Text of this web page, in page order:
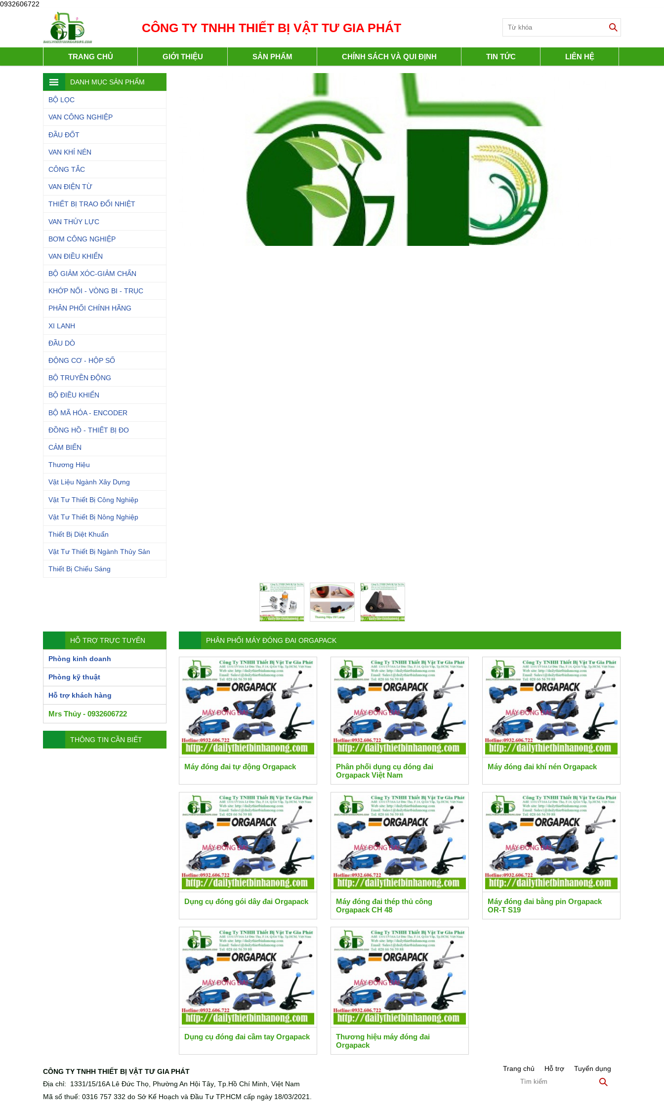
0932606722
CÔNG TY TNHH THIẾT BỊ VẬT TƯ GIA PHÁT
TRANG CHỦ GIỚI THIỆU SẢN PHẨM CHÍNH SÁCH VÀ QUI ĐỊNH TIN TỨC LIÊN HỆ
DANH MỤC SẢN PHẨM
BỘ LỌC
VAN CÔNG NGHIỆP
ĐẦU ĐỐT
VAN KHÍ NÉN
CÔNG TẮC
VAN ĐIỆN TỪ
THIẾT BỊ TRAO ĐỔI NHIỆT
VAN THỦY LỰC
BƠM CÔNG NGHIỆP
VAN ĐIỀU KHIỂN
BỘ GIẢM XÓC-GIẢM CHẤN
KHỚP NỐI - VÒNG BI - TRỤC
PHÂN PHỐI CHÍNH HÃNG
XI LANH
ĐẦU DÒ
ĐỘNG CƠ - HỘP SỐ
BỘ TRUYỀN ĐỘNG
BỘ ĐIỀU KHIỂN
BỘ MÃ HÓA - ENCODER
ĐỒNG HỒ - THIẾT BỊ ĐO
CẢM BIẾN
Thương Hiệu
Vật Liệu Ngành Xây Dựng
Vật Tư Thiết Bị Công Nghiệp
Vật Tư Thiết Bị Nông Nghiệp
Thiết Bị Diệt Khuẩn
Vật Tư Thiết Bị Ngành Thủy Sản
Thiết Bị Chiếu Sáng
HỖ TRỢ TRỰC TUYẾN
Phòng kinh doanh
Phòng kỹ thuật
Hỗ trợ khách hàng
Mrs Thủy - 0932606722
THÔNG TIN CẦN BIẾT
PHÂN PHỐI MÁY ĐÓNG ĐAI ORGAPACK
Máy đóng đai tự động Orgapack
Phân phối dụng cụ đóng đai
Orgapack Việt Nam
Máy đóng đai khí nén Orgapack
Dụng cụ đóng gói dây đai Orgapack
Máy đóng đai thép thủ công
Orgapack CH 48
Máy đóng đai bằng pin Orgapack
OR-T S19
Dụng cụ đóng đai cầm tay Orgapack
Thương hiệu máy đóng đai
Orgapack
CÔNG TY TNHH THIẾT BỊ VẬT TƯ GIA PHÁT
Địa chỉ: 1331/15/16A Lê Đức Thọ, Phường An Hội Tây Tp.Hồ Chí Minh, Việt Nam
Mã số thuế: 0316 757 332 do Sở Kế Hoạch và Đầu Tư TP.HCM cấp ngày 18/03/2021.
Trang chủ Hỗ trợ Tuyển dụng